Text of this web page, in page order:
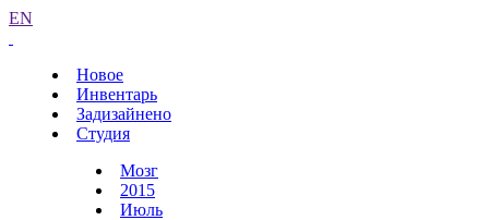
EN
Новое
Инвентарь
Задизайнено
Студия
Мозг
2015
Июль